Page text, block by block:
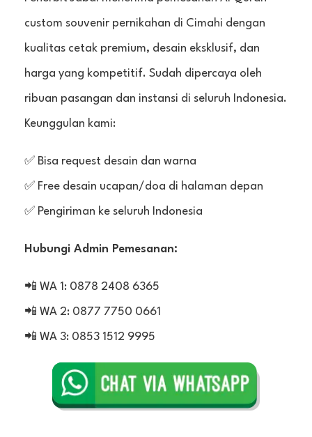
custom souvenir pernikahan di Cimahi dengan
kualitas cetak premium, desain eksklusif, dan
harga yang kompetitif. Sudah dipercaya oleh
ribuan pasangan dan instansi di seluruh Indonesia.
Keunggulan kami:
✅ Bisa request desain dan warna
✅ Free desain ucapan/doa di halaman depan
✅ Pengiriman ke seluruh Indonesia
Hubungi Admin Pemesanan:
📲 WA 1: 0878 2408 6365
📲 WA 2: 0877 7750 0661
📲 WA 3: 0853 1512 9995